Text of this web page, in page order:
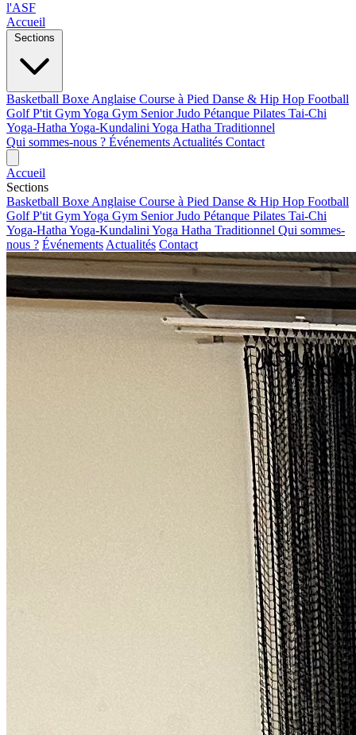
l'ASF
Accueil
Basketball Boxe Anglaise Course à Pied Danse & Hip Hop Football
GolfP'tit Gym Yoga Gym SeniorJudo Pétanque Pilates Tai-Chi
Yoga-Hatha Yoga-Kundalini Yoga Hatha Traditionnel
Qui sommes-nous ? Événements Actualités Contact
Accueil
Sections
Basketball Boxe Anglaise Course à Pied Danse & Hip Hop Football
GolfP'tit Gym Yoga Gym SeniorJudo Pétanque Pilates Tai-Chi
Yoga-Hatha Yoga-Kundalini Yoga Hatha Traditionnel Qui sommes-
nous ? Événements Actualités Contact